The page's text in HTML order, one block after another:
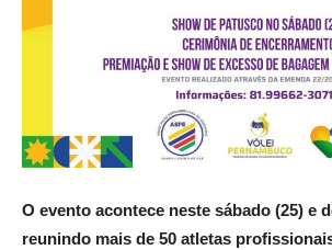
O evento acontece neste sábado (25) e
reunindo mais de 50 atletas